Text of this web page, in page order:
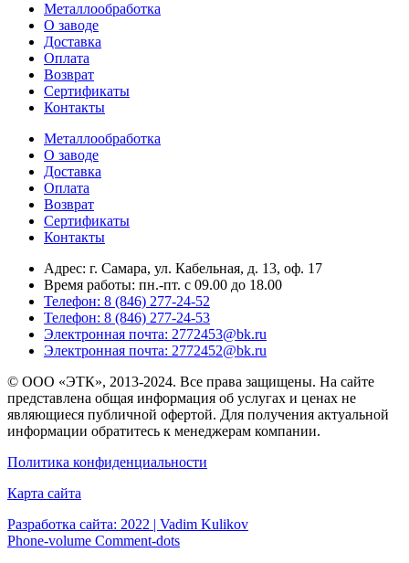
Металлообработка
О заводе
Доставка
Оплата
Возврат
Сертификаты
Контакты
Металлообработка
О заводе
Доставка
Оплата
Возврат
Сертификаты
Контакты
Адрес: г. Самара, ул. Кабельная, д. 13, оф. 17
Время работы: пн.-пт. с 09.00 до 18.00
Телефон: 8 (846) 277-24-52
Телефон: 8 (846) 277-24-53
Электронная почта: 2772453@bk.ru
Электронная почта: 2772452@bk.ru
© ООО «ЭТК», 2013-2024. Все права защищены. На сайте
представлена общая информация об услугах и ценах не
являющиеся публичной офертой. Для получения актуальной
информации обратитесь к менеджерам компании.
Политика конфиденциальности
Карта сайта
Разработка сайта: 2022 | Vadim Kulikov
Phone-volume Comment-dots